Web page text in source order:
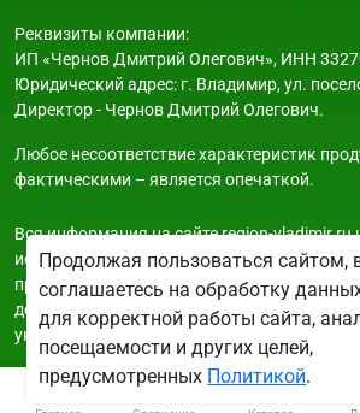
Реквизиты компании:
ИП «Чернов Дмитрий Олегович», ИНН
Юридический адрес: г. Владимир, ул.
Директор - Чернов Дмитрий Олегович.
Любое несоответствие характеристик
фактическими – является опечаткой.
Вся информация на сайте region-vladimir.ru
исключительно ознакомительный и
при каких условиях не является публичной
дополнительную информацию можно
указанным на сайте.
Продолжая пользоваться сайтом,
соглашаетесь на обработку
для корректной работы сайта,
посещаемости и других целей,
предусмотренных Политикой.